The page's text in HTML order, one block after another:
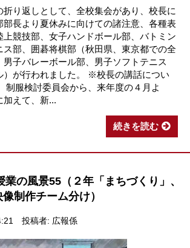
り返しとして、全校集会があり、校長に
部長より夏休みに向けての諸注意、各種表
上競技部、女子ハンドボール部、バトミン
ス部、囲碁将棋部（秋田県、東京都での全
男子バレーボール部、男子ソフトテニス
）が行われました。 ※校長の講話につい
服検討委員会から、来年度の４月よ
加えて、新...
続きを読む
業の風景55（２年「まちづくり」、
制作チーム分け）
投稿者: 広報係